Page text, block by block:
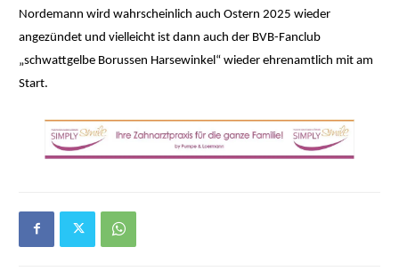
Nordemann wird wahrscheinlich auch Ostern 2025 wieder
angezündet und vielleicht ist dann auch der BVB-Fanclub
„schwattgelbe Borussen Harsewinkel“ wieder ehrenamtlich mit am
Start.